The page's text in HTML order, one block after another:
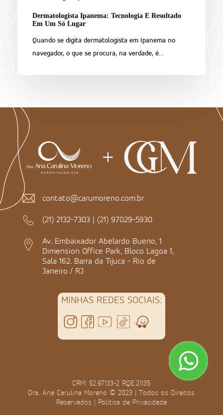
Dermatologista Ipanema: Tecnologia E Resultado
Em Um Só Lugar
Quando se digita dermatologista em Ipanema no
navegador, o que se procura, na verdade, é…
contato@carumoreno.com.br
(21) 2132-7303 | (21) 97029-5930
Av. Embaixador Abelardo Bueno, 1
Dimension Office Park, Bloco Lagoa 1,
Sala 162. Barra da Tijuca - Rio de
Janeiro / RJ
MINHAS REDES SOCIAIS:
CRM: 52.97133-2 RQE:21135
Dra. Ana Carulina Moreno © 2023 | Todos os Direitos
Reservados | Política de Privacidade